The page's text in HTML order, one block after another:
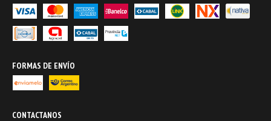
FORMAS DE ENVÍO
CONTACTANOS